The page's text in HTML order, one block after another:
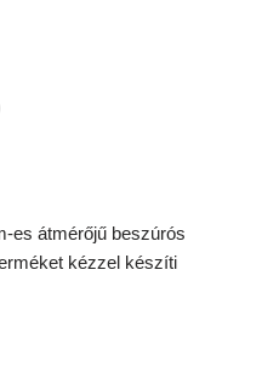
es átmérőjű beszúrós
kézzel készíti